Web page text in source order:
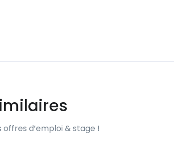
d’emploi & stage !